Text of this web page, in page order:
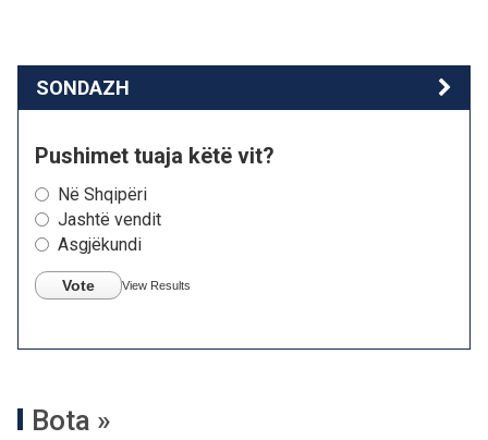
SONDAZH
Pushimet tuaja këtë vit?
Në Shqipëri
Jashtë vendit
Asgjëkundi
Vote View Results
Bota »